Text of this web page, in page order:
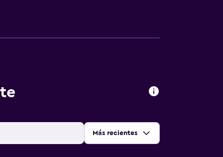
Ordenar por:
Más recientes